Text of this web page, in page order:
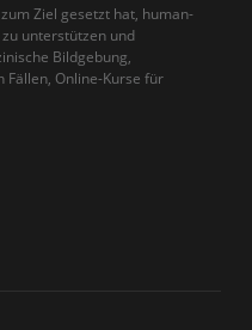
Ziel gesetzt hat, human-
unterstützen und
Bildgebung,
Online-Kurse für